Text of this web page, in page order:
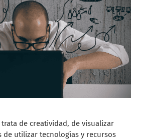
trata de creatividad, de visualizar
de utilizar tecnologías y recursos